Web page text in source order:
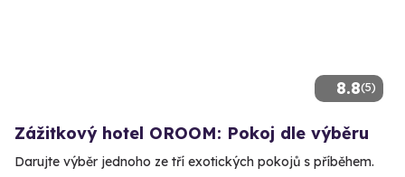
8.8(5)
Zážitkový hotel OROOM: Pokoj dle výběru
Darujte výběr jednoho ze tří exotických pokojů s příběhem.